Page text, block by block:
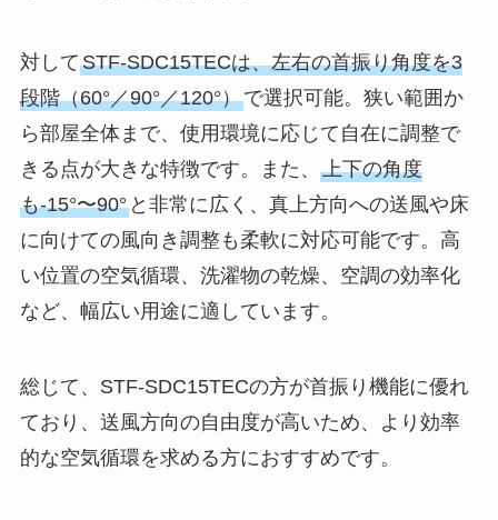
対してSTF-SDC15TECは、左右の首振り角度を3
段階（60°／90°／120°）で選択可能。狭い範囲か
ら部屋全体まで、使用環境に応じて自在に調整で
きる点が大きな特徴です。また、 上下の角度
も-15°〜90°と非常に広く、真上方向への送風や床
に向けての風向き調整も柔軟に対応可能です。高
い位置の空気循環、洗濯物の乾燥、空調の効率化
など、幅広い用途に適しています。
総じて、STF-SDC15TECの方が首振り機能に優れ
ており、送風方向の自由度が高いため、より効率
的な空気循環を求める方におすすめです。